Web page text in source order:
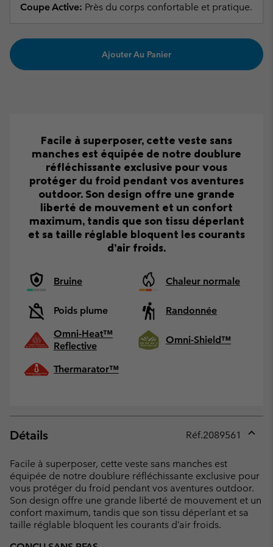
Coupe Active: Près du corps confortable et pratique.
Ajouter Au Panier
Facile à superposer, cette veste sans
manches est équipée de notre doublure
réfléchissante exclusive pour vous
protéger du froid pendant vos aventures
outdoor. Son design offre une grande
liberté de mouvement et un confort
maximum, tandis que son tissu déperlant
et sa taille réglable bloquent les courants
d’air froids.
Bruine Chaleur normale
Poids plume
Randonnée
Omni-Heat™
Reflective
Omni-Shield™
Thermarator™
Détails Réf.2089561
Facile à superposer, cette veste sans manches est
équipée de notre doublure réfléchissante exclusive pour
vous protéger du froid pendant vos aventures outdoor.
Son design offre une grande liberté de mouvement et un
confort maximum, tandis que son tissu déperlant et sa
taille réglable bloquent les courants d’air froids.